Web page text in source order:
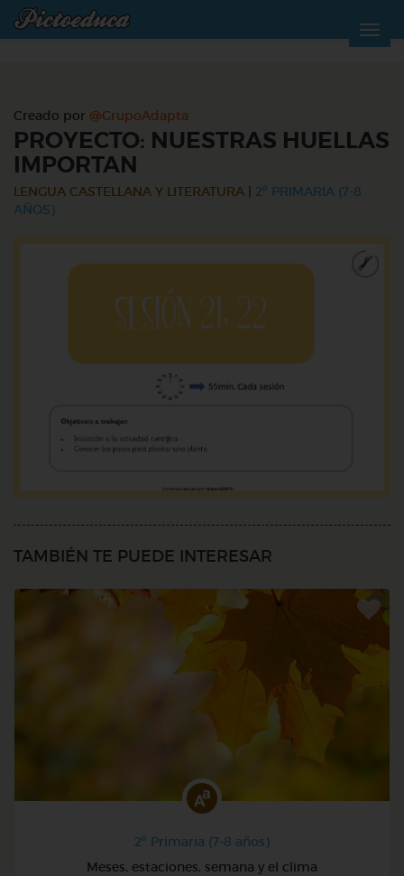
Creado por @GrupoAdapta
PROYECTO: NUESTRAS HUELLAS
IMPORTAN
LENGUA CASTELLANA Y LITERATURA
2º PRIMARIA (7-8
AÑOS)
TAMBIÉN TE PUEDE INTERESAR
2º Primaria (7-8 años)
Meses, estaciones, semana y el clima